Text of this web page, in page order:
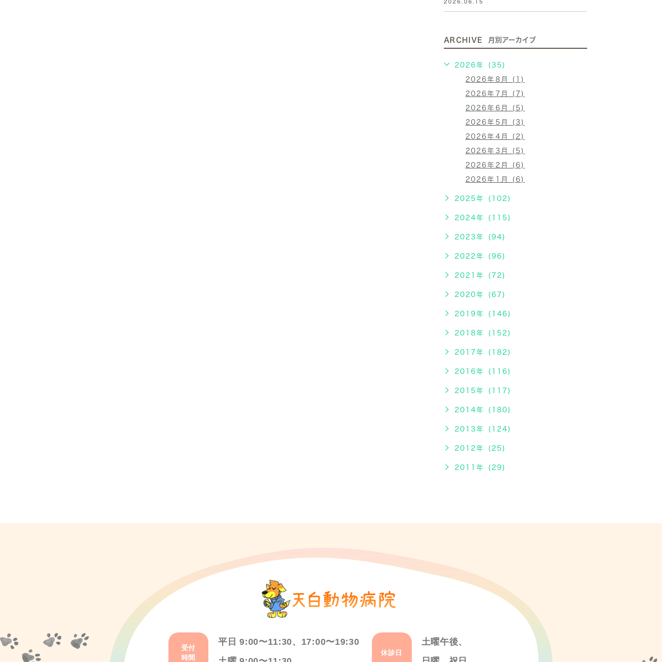
2026.06.15
ARCHIVE 月別アーカイブ
2026年 (35)
2026年8月 (1)
2026年7月 (7)
2026年6月 (5)
2026年5月 (3)
2026年4月 (2)
2026年3月 (5)
2026年2月 (6)
2026年1月 (6)
2025年 (102)
2024年 (115)
2023年 (94)
2022年 (96)
2021年 (72)
2020年 (67)
2019年 (146)
2018年 (152)
2017年 (182)
2016年 (116)
2015年 (117)
2014年 (180)
2013年 (124)
2012年 (25)
2011年 (29)
受付
時間
平日 9:00〜11:30、17:00〜19:30
休診日
土曜午後、